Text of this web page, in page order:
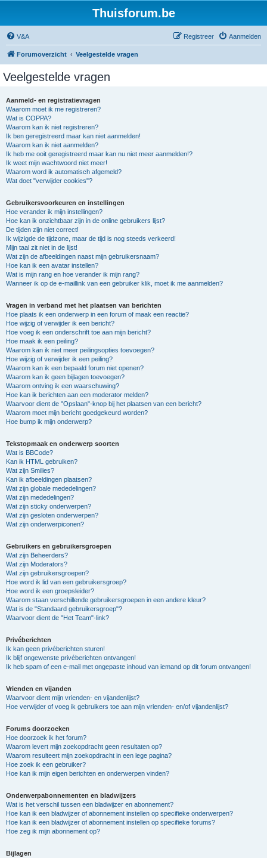
Thuisforum.be
V&A Aanmelden
Registreer
Forumoverzicht Veelgestelde vragen
Veelgestelde vragen
Aanmeld- en registratievragen
Waarom moet ik me registreren?
Wat is COPPA?
Waarom kan ik niet registreren?
Ik ben geregistreerd maar kan niet aanmelden!
Waarom kan ik niet aanmelden?
Ik heb me ooit geregistreerd maar kan nu niet meer aanmelden!?
Ik weet mijn wachtwoord niet meer!
Waarom word ik automatisch afgemeld?
Wat doet "verwijder cookies"?
Gebruikersvoorkeuren en instellingen
Hoe verander ik mijn instellingen?
Hoe kan ik onzichtbaar zijn in de online gebruikers lijst?
De tijden zijn niet correct!
Ik wijzigde de tijdzone, maar de tijd is nog steeds verkeerd!
Mijn taal zit niet in de lijst!
Wat zijn de afbeeldingen naast mijn gebruikersnaam?
Hoe kan ik een avatar instellen?
Wat is mijn rang en hoe verander ik mijn rang?
Wanneer ik op de e-maillink van een gebruiker klik, moet ik me aanmelden?
Vragen in verband met het plaatsen van berichten
Hoe plaats ik een onderwerp in een forum of maak een reactie?
Hoe wijzig of verwijder ik een bericht?
Hoe voeg ik een onderschrift toe aan mijn bericht?
Hoe maak ik een peiling?
Waarom kan ik niet meer peilingsopties toevoegen?
Hoe wijzig of verwijder ik een peiling?
Waarom kan ik een bepaald forum niet openen?
Waarom kan ik geen bijlagen toevoegen?
Waarom ontving ik een waarschuwing?
Hoe kan ik berichten aan een moderator melden?
Waarvoor dient de "Opslaan"-knop bij het plaatsen van een bericht?
Waarom moet mijn bericht goedgekeurd worden?
Hoe bump ik mijn onderwerp?
Tekstopmaak en onderwerp soorten
Wat is BBCode?
Kan ik HTML gebruiken?
Wat zijn Smilies?
Kan ik afbeeldingen plaatsen?
Wat zijn globale mededelingen?
Wat zijn mededelingen?
Wat zijn sticky onderwerpen?
Wat zijn gesloten onderwerpen?
Wat zijn onderwerpiconen?
Gebruikers en gebruikersgroepen
Wat zijn Beheerders?
Wat zijn Moderators?
Wat zijn gebruikersgroepen?
Hoe word ik lid van een gebruikersgroep?
Hoe word ik een groepsleider?
Waarom staan verschillende gebruikersgroepen in een andere kleur?
Wat is de "Standaard gebruikersgroep"?
Waarvoor dient de "Het Team"-link?
Privéberichten
Ik kan geen privéberichten sturen!
Ik blijf ongewenste privéberichten ontvangen!
Ik heb spam of een e-mail met ongepaste inhoud van iemand op dit forum ontvangen!
Vrienden en vijanden
Waarvoor dient mijn vrienden- en vijandenlijst?
Hoe verwijder of voeg ik gebruikers toe aan mijn vrienden- en/of vijandenlijst?
Forums doorzoeken
Hoe doorzoek ik het forum?
Waarom levert mijn zoekopdracht geen resultaten op?
Waarom resulteert mijn zoekopdracht in een lege pagina?
Hoe zoek ik een gebruiker?
Hoe kan ik mijn eigen berichten en onderwerpen vinden?
Onderwerpabonnementen en bladwijzers
Wat is het verschil tussen een bladwijzer en abonnement?
Hoe kan ik een bladwijzer of abonnement instellen op specifieke onderwerpen?
Hoe kan ik een bladwijzer of abonnement instellen op specifieke forums?
Hoe zeg ik mijn abonnement op?
Bijlagen